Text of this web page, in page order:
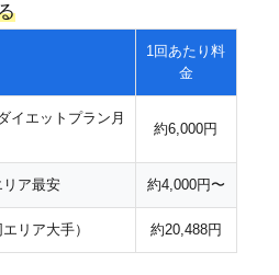
1回あたり料
金
イエットプラン月
約6,000円
リア最安 約4,000円〜
リア大手） 約20,488円